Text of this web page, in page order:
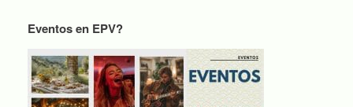
Eventos en EPV?